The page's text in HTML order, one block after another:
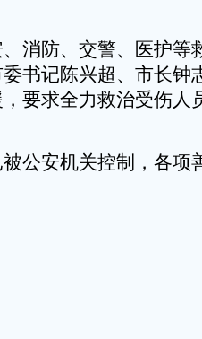
防、交警、医护等
书记陈兴超、市长钟
要求全力救治受伤人
安机关控制，各项